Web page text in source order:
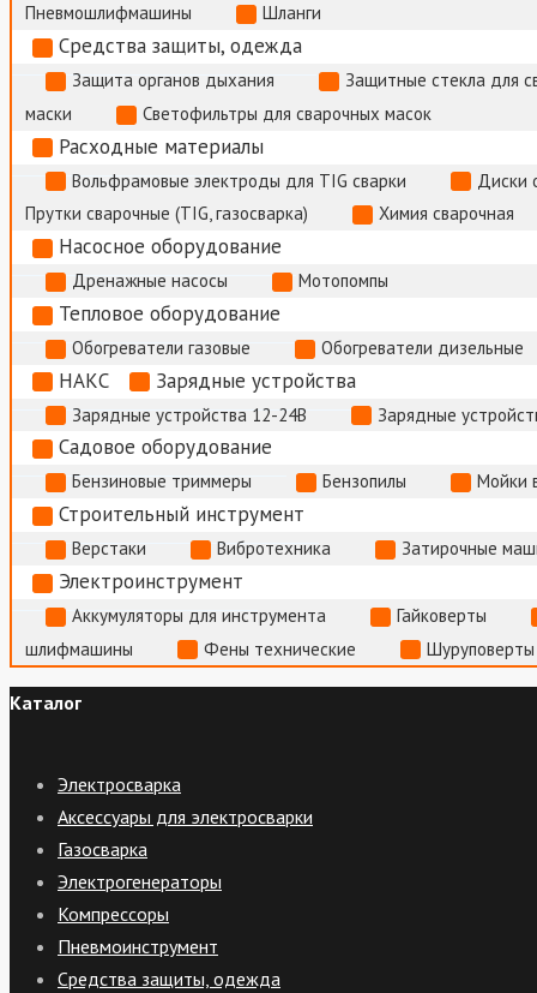
Пневмошлифмашины
Шланги
Средства защиты, одежда
Защита органов дыхания
Защитные стекла для
маски
Светофильтры для сварочных масок
Расходные материалы
Вольфрамовые электроды для TIG сварки
Диски
Прутки сварочные (TIG, газосварка)
Химия сварочная
Насосное оборудование
Дренажные насосы Мотопомпы
Тепловое оборудование
Обогреватели газовые Обогреватели дизельные
НАКС Зарядные устройства
Зарядные устройства 12-24В Зарядные
Садовое оборудование
Бензиновые триммеры Бензопилы Мойки
Строительный инструмент
Верстаки Вибротехника Затирочные
Электроинструмент
Аккумуляторы для инструмента
Гайковерты
шлифмашины
Фены технические
Каталог
Электросварка
Аксессуары для электросварки
Газосварка
Электрогенераторы
Компрессоры
Пневмоинструмент
Средства защиты, одежда